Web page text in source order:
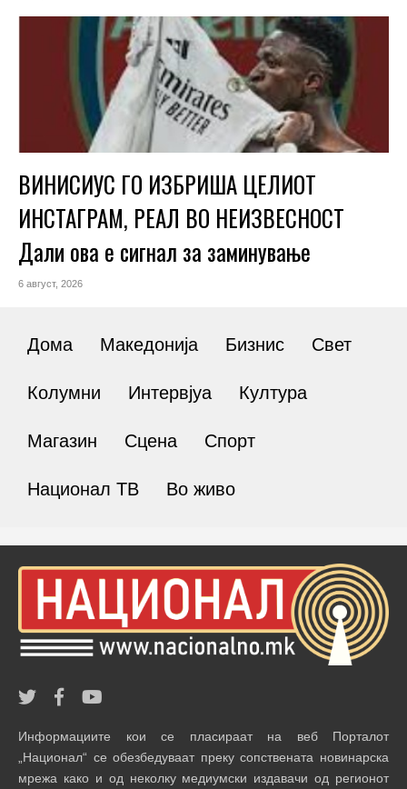
ВИНИСИУС ГО ИЗБРИША ЦЕЛИОТ
ИНСТАГРАМ, РЕАЛ ВО НЕИЗВЕСНОСТ
Дали ова е сигнал за заминување
6 август, 2026
Дома Македонија Бизнис Свет
Колумни Интервјуа Култура
Магазин Сцена Спорт
Национал ТВ Во живо
Информациите кои се пласираат на веб Порталот
„Национал“ се обезбедуваат преку сопствената новинарска
мрежа како и од неколку медиумски издавачи од регионот